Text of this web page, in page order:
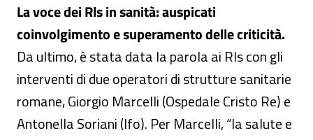
La voce dei Rls in sanità: auspicati
coinvolgimento e superamento delle criticità.
Da ultimo, è stata data la parola ai Rls con gli
interventi di due operatori di strutture sanitarie
romane, Giorgio Marcelli (Ospedale Cristo Re) e
Antonella Soriani (Ifo). Per Marcelli, “la salute e